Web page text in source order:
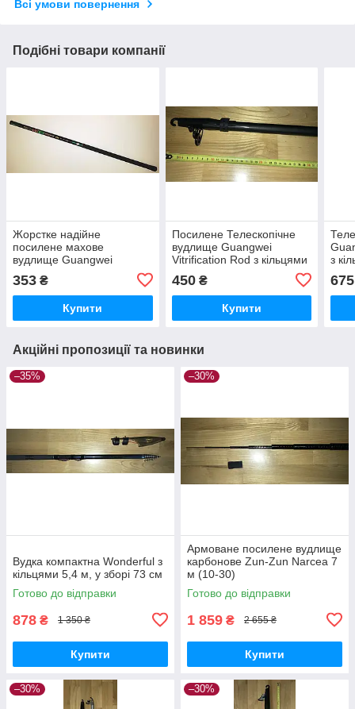
Всі умови повернення
Подібні товари компанії
Жорстке надійне
посилене махове
вудлище Guangwei
Vitrification Rod 4.5 м (5-20
г)
353 ₴
Купити
Посилене Телескопічне
вудлище Guangwei
Vitrification Rod з кільцями
450₴
Купити
з
675
Акційні пропозиції та новинки
–35%
Вудка компактна Wonderful з
кільцями 5,4 м, у зборі 73 см
Готово до відправки
878 ₴ 1 350 ₴
Купити
–30%
Армоване посилене вудлище
карбонове Zun-Zun Narcea 7
м (10-30)
Готово до відправки
1 859 ₴ 2 655 ₴
Купити
–30% –30%